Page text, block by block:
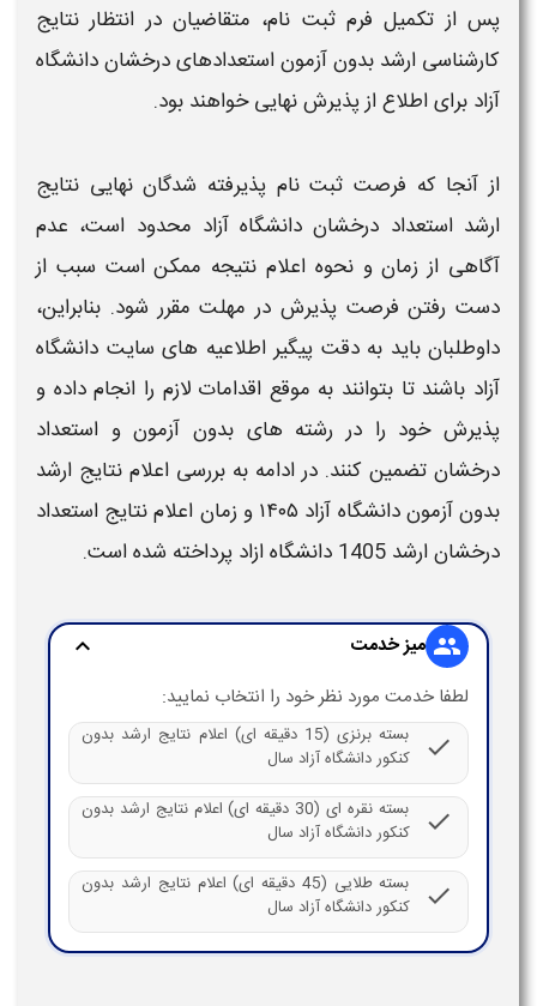
پس از تکمیل فرم ثبت‌ نام، متقاضیان در انتظار نتایج
کارشناسی ارشد بدون آزمون استعدادهای درخشان دانشگاه
آزاد برای اطلاع از پذیرش نهایی خواهند بود.
از آنجا که فرصت ثبت‌ نام پذیرفته‌ شدگان نهایی نتایج
ارشد استعداد درخشان دانشگاه آزاد محدود است، عدم
آگاهی از زمانو نحوه اعلام نتیجه ممکن است سبب از
دست رفتن فرصت پذیرش در مهلت مقرر شود. بنابراین،
داوطلبان باید به دقت پیگیر اطلاعیه‌ های سایت دانشگاه
آزاد باشند تا بتوانند به موقع اقدامات لازم را انجام داده و
پذیرش خود را در رشته‌ های بدون آزمونو استعداد
درخشان تضمین کنند. در ادامه به بررسی اعلام نتایج ارشد
بدون آزمون دانشگاه آزاد ۱۴۰۵​
و زمان اعلام نتایج استعداد
درخشان ارشد 1405 دانشگاه ازاد
پرداخته شده است.
group میز خدمت expand_more
لطفا خدمت مورد نظر خود را انتخاب نمایید:
check
بسته برنزی (15 دقیقه ای) اعلام نتایج ارشد بدون
کنکور دانشگاه آزاد سال
check
بسته نقره ای (30 دقیقه ای) اعلام نتایج ارشد بدون
کنکور دانشگاه آزاد سال
check
بسته طلایی (45 دقیقه ای) اعلام نتایج ارشد بدون
کنکور دانشگاه آزاد سال